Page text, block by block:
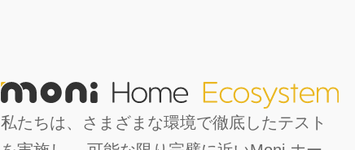
私たちは、さまざまな環境で徹底したテスト